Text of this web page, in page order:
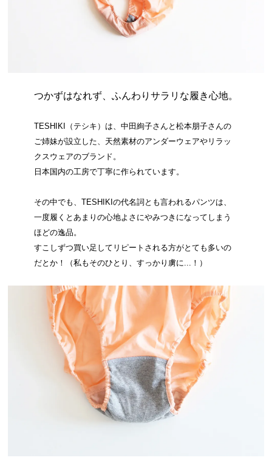
つかずはなれず、ふんわりサラリな履き心地。
TESHIKI（テシキ）は、中田絢子さんと松本朋子さんの
ご姉妹が設立した、天然素材のアンダーウェアやリラッ
クスウェアのブランド。
日本国内の工房で丁寧に作られています。
その中でも、TESHIKIの代名詞とも言われるパンツは、
一度履くとあまりの心地よさにやみつきになってしまう
ほどの逸品。
すこしずつ買い足してリピートされる方がとても多いの
だとか！（私もそのひとり、すっかり虜に...！）